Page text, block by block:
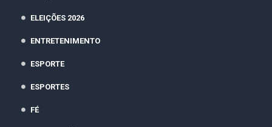
ELEIÇÕES 2026
ENTRETENIMENTO
ESPORTE
ESPORTES
FÉ